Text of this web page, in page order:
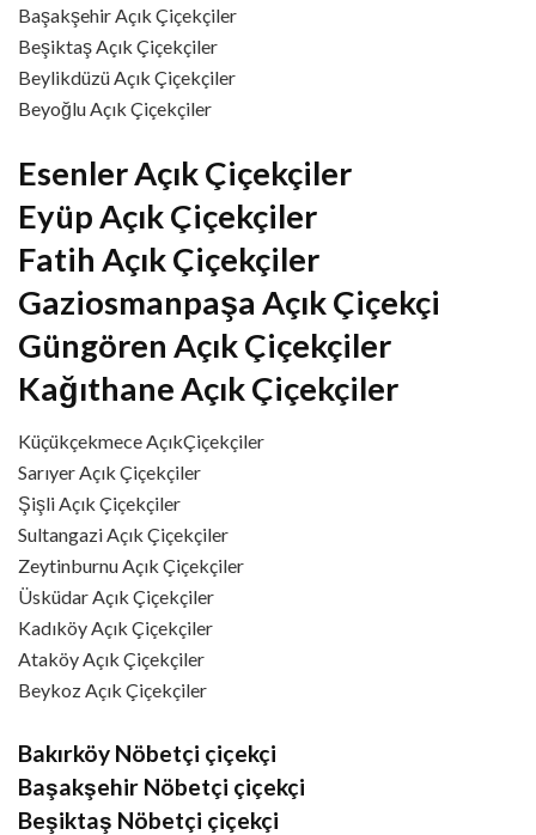
Başakşehir Açık Çiçekçiler
Beşiktaş Açık Çiçekçiler
Beylikdüzü Açık Çiçekçiler
Beyoğlu Açık Çiçekçiler
Esenler Açık Çiçekçiler
Eyüp Açık Çiçekçiler
Fatih Açık Çiçekçiler
Gaziosmanpaşa Açık Çiçekçi
Güngören Açık Çiçekçiler
Kağıthane Açık Çiçekçiler
Küçükçekmece AçıkÇiçekçiler
Sarıyer Açık Çiçekçiler
Şişli Açık Çiçekçiler
Sultangazi Açık Çiçekçiler
Zeytinburnu Açık Çiçekçiler
Üsküdar Açık Çiçekçiler
Kadıköy Açık Çiçekçiler
Ataköy Açık Çiçekçiler
Beykoz Açık Çiçekçiler
Bakırköy Nöbetçi çiçekçi
Başakşehir Nöbetçi çiçekçi
Beşiktaş Nöbetçi çiçekçi